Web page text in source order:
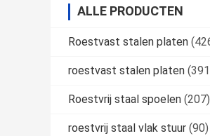
ALLE PRODUCTEN
Roestvast stalen platen
roestvast stalen platen
Roestvrij staal spoelen (207)
roestvrij staal vlak stuur (90)